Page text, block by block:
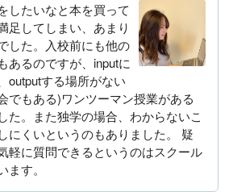
したいなと本を買って
足してしまい、あまり
した。入校前にも他の
あるのですが、inputに
outputする場所がない
でもある)ワンツーマン授業がある
た。また独学の場合、わからないこ
にくいというのもありました。 疑
軽に質問できるというのはスクール
す。